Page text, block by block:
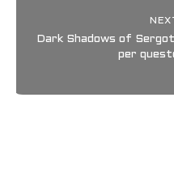
Dark Shadows of
per